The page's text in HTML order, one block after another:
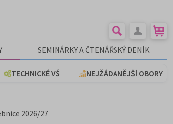
SEMINÁRKY A ČTENÁŘSKÝ DENÍK
TECHNICKÉ VŠ NEJŽÁDANĚJŠÍ OBORY
2026/27